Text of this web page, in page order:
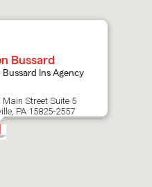
Bussard
Bussard Ins Agency
Main Street Suite 5
PA 15825-2557